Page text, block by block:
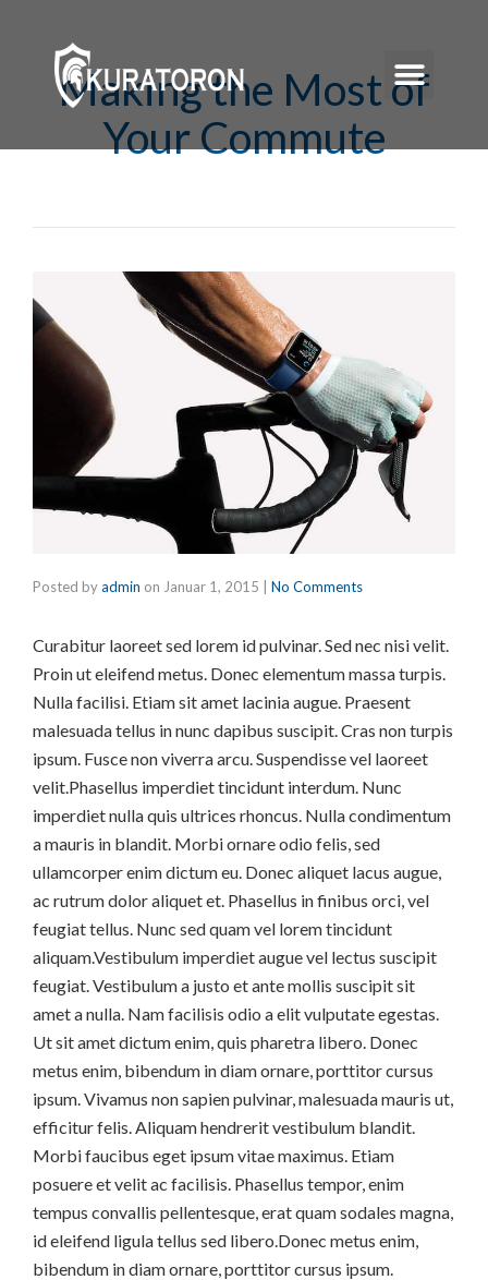
Making the Most of
Your Commute
Posted byadmin on Januar 1, 2015 No Comments
Curabitur laoreet sed lorem id pulvinar. Sed nec nisi velit.
Proin ut eleifend metus. Donec elementum massa turpis.
Nulla facilisi. Etiam sit amet lacinia augue. Praesent
malesuada tellus in nunc dapibus suscipit. Cras non turpis
ipsum. Fusce non viverra arcu. Suspendisse vel laoreet
velit.Phasellus imperdiet tincidunt interdum. Nunc
imperdiet nulla quis ultrices rhoncus. Nulla condimentum
a mauris in blandit. Morbi ornare odio felis, sed
ullamcorper enim dictum eu. Donec aliquet lacus augue,
ac rutrum dolor aliquet et. Phasellus in finibus orci, vel
feugiat tellus. Nunc sed quam vel lorem tincidunt
aliquam.Vestibulum imperdiet augue vel lectus suscipit
feugiat. Vestibulum a justo et ante mollis suscipit sit
amet a nulla. Nam facilisis odio a elit vulputate egestas.
Ut sit amet dictum enim, quis pharetra libero. Donec
metus enim, bibendum in diam ornare, porttitor cursus
ipsum. Vivamus non sapien pulvinar, malesuada mauris ut,
efficitur felis. Aliquam hendrerit vestibulum blandit.
Morbi faucibus eget ipsum vitae maximus. Etiam
posuere et velit ac facilisis. Phasellus tempor, enim
tempus convallis pellentesque, erat quam sodales magna,
id eleifend ligula tellus sed libero.Donec metus enim,
bibendum in diam ornare, porttitor cursus ipsum.